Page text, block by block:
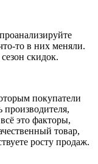
то в них меняли.
скидок.
покупатели
производителя,
это факторы,
товар,
росту продаж.